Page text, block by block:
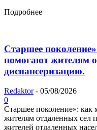
Подробнее
Старшее
помогают жителям
диспансеризацию.
Redaktor - 05/08/2026
0
Старшее поколение»:
жителям отдаленных сел
жителей отдаленных